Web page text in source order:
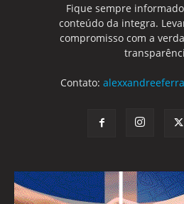
Fique sempre
conteúdo da integra.
compromisso com a
Contato: